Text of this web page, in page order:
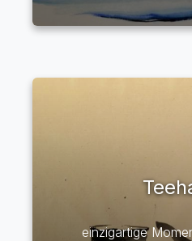
einzigartige